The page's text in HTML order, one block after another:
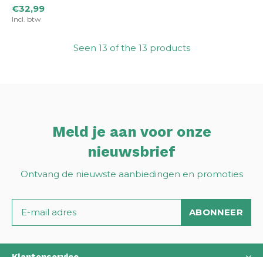
€32,99
Incl. btw
Seen 13 of the 13 products
Meld je aan voor onze
nieuwsbrief
Ontvang de nieuwste aanbiedingen en promoties
ABONNEER